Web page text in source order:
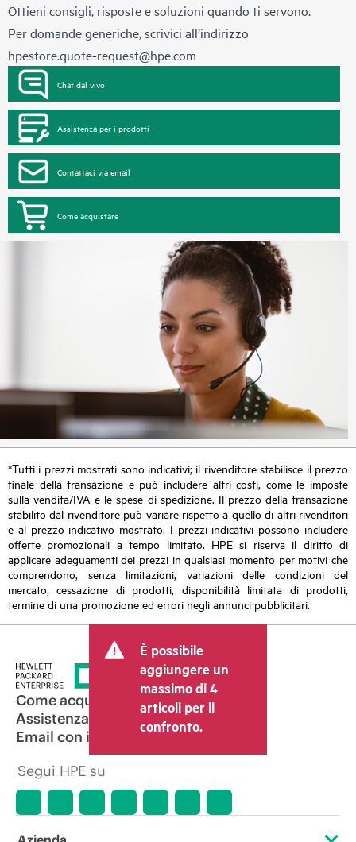
Ottieni consigli, risposte e soluzioni quando ti servono.
Per domande generiche, scrivici all’indirizzo
hpestore.quote-request@hpe.com
Chat dal vivo
Assistenza per i prodotti
Contattaci via email
Come acquistare
*Tutti i prezzi mostrati sono indicativi; il rivenditore stabilisce il prezzo
finale della transazione e può includere altri costi, come le imposte
sulla vendita/IVA e le spese di spedizione. Il prezzo della transazione
stabilito dal rivenditore può variare rispetto a quello di altri rivenditori
e al prezzo indicativo mostrato. I prezzi indicativi possono includere
offerte promozionali a tempo limitato. HPE si riserva il diritto di
applicare adeguamenti dei prezzi in qualsiasi momento per motivi che
comprendono, senza limitazioni, variazioni delle condizioni del
mercato, cessazione di prodotti, disponibilità limitata di prodotti,
termine di una promozione ed errori negli annunci pubblicitari.
È possibile
aggiungere un
massimo di 4
articoli per il
confronto.
Come acquistare
Assistenza per i prodotti
Email con il commerciale
Segui HPE su